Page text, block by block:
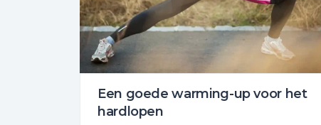
Een goede warming-up voor het
hardlopen